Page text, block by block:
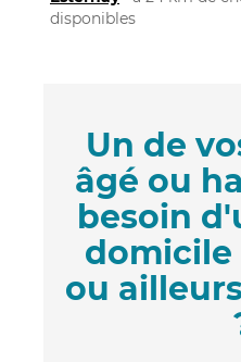
disponibles
Un de
âgé ou
besoin
domicile
ou